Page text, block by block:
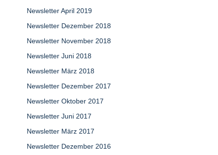
Newsletter April 2019
Newsletter Dezember 2018
Newsletter November 2018
Newsletter Juni 2018
Newsletter März 2018
Newsletter Dezember 2017
Newsletter Oktober 2017
Newsletter Juni 2017
Newsletter März 2017
Newsletter Dezember 2016